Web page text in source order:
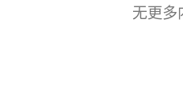
无更多